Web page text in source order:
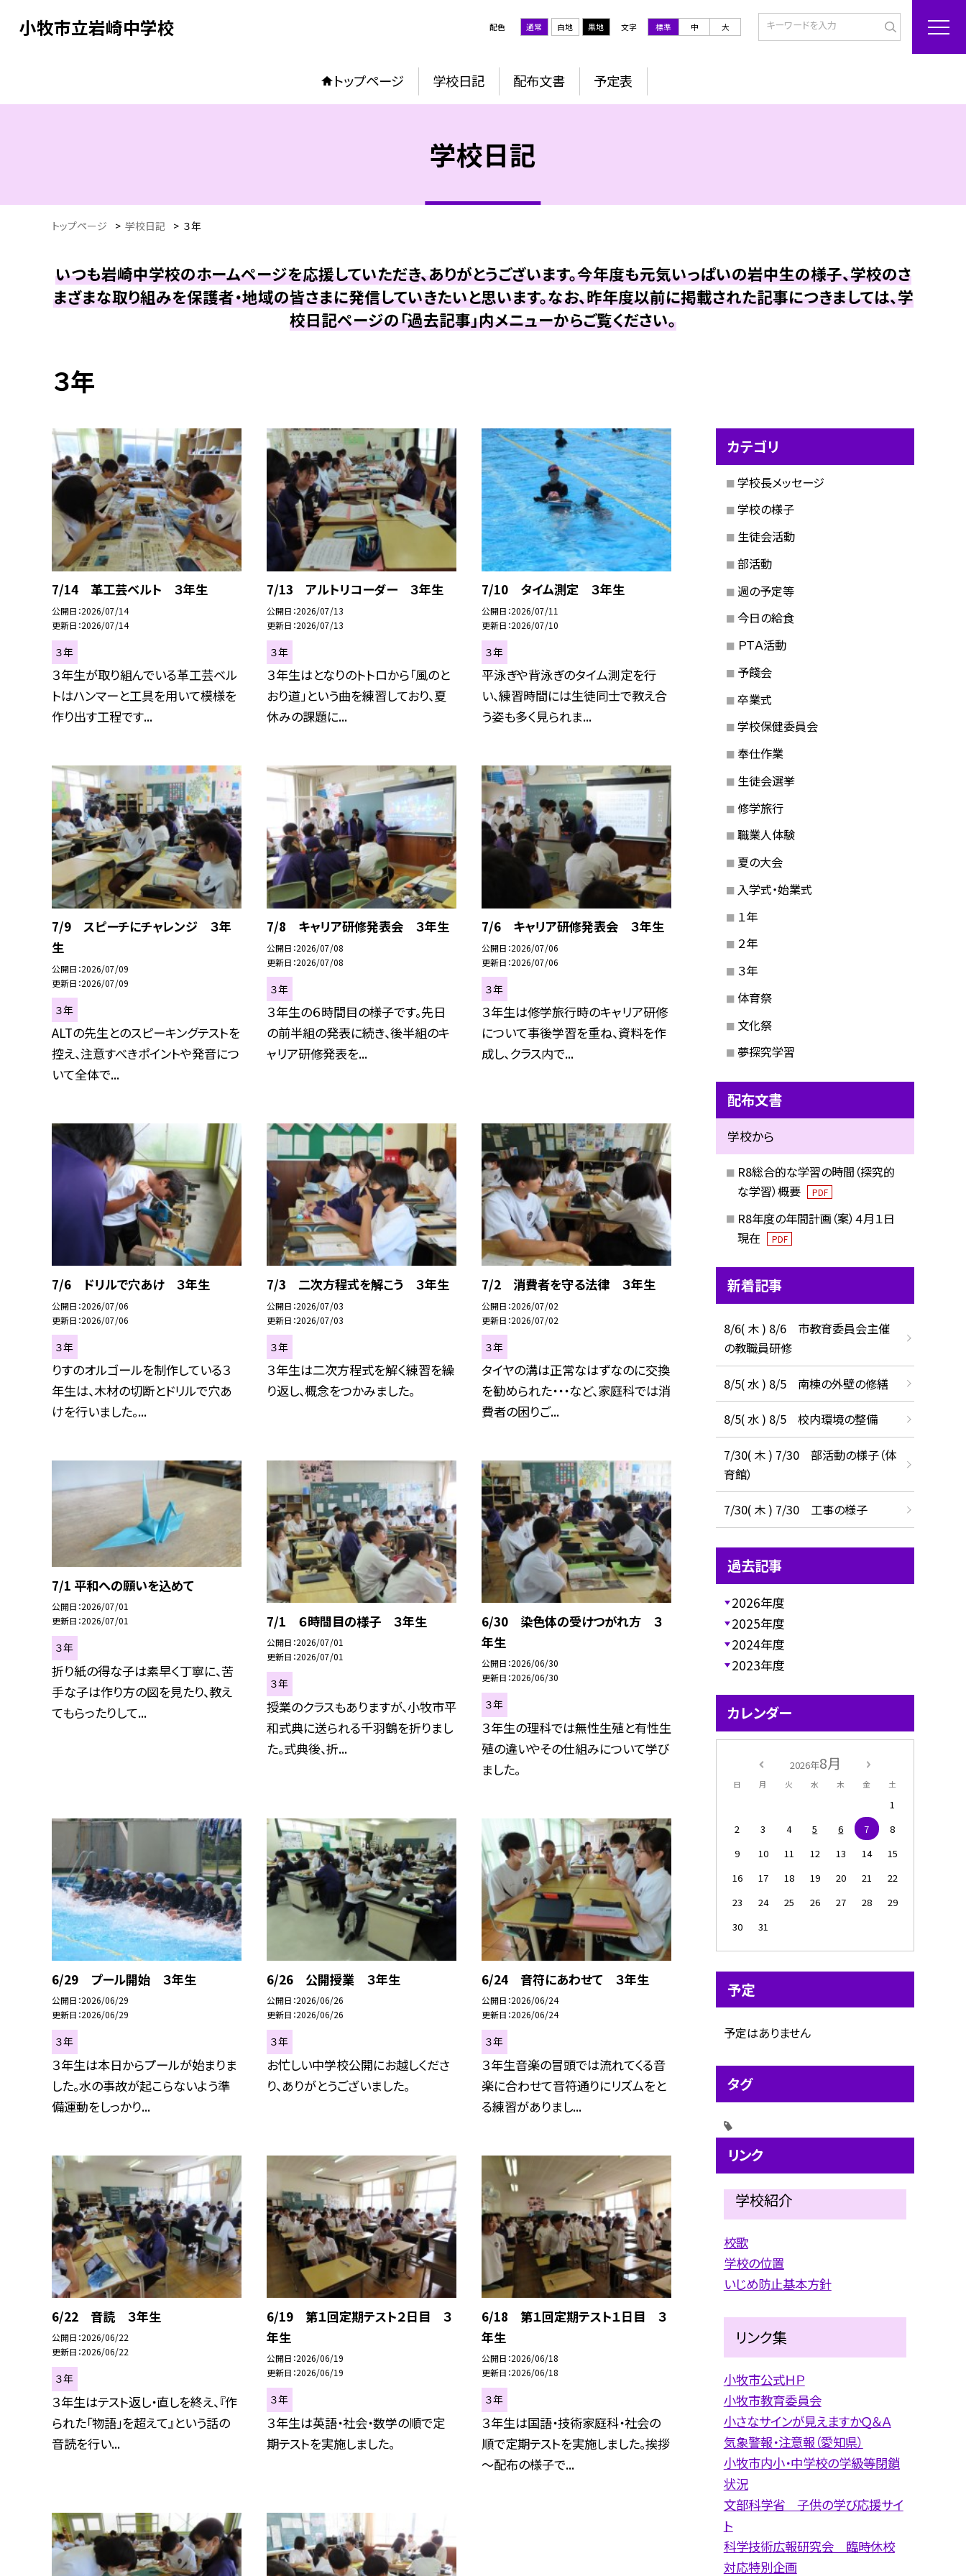
小牧市立岩崎中学校 配色 通常 白地 黒地 文字 標準 中 大
トップページ 学校日記 配布文書 予定表
学校日記
トップページ > 学校日記 > ３年
いつも岩崎中学校のホームページを応援していただき、ありがとうございます。今年度も元気いっぱいの岩中生の様子、学校のさ
まざまな取り組みを保護者・地域の皆さまに発信していきたいと思います。なお、昨年度以前に掲載された記事につきましては、学
校日記ページの「過去記事」内メニューからご覧ください。
３年
7/14 革工芸ベルト ３年生
公開日 2026/07/14
更新日 2026/07/14
３年
３年生が取り組んでいる革工芸ベル
トはハンマーと工具を用いて模様を
作り出す工程です...
7/13 アルトリコーダー ３年生
公開日 2026/07/13
更新日 2026/07/13
３年
３年生はとなりのトトロから「風のと
おり道」という曲を練習しており、夏
休みの課題に...
7/10 タイム測定 ３年生
公開日 2026/07/11
更新日 2026/07/10
３年
平泳ぎや背泳ぎのタイム測定を行
い、練習時間には生徒同士で教え合
う姿も多く見られま...
7/9 スピーチにチャレンジ ３年
生
公開日 2026/07/09
更新日 2026/07/09
３年
ALTの先生とのスピーキングテストを
控え、注意すべきポイントや発音につ
いて全体で...
7/8 キャリア研修発表会 ３年生
公開日 2026/07/08
更新日 2026/07/08
３年
３年生の６時間目の様子です。先日
の前半組の発表に続き、後半組のキ
ャリア研修発表を...
7/6 キャリア研修発表会 ３年生
公開日 2026/07/06
更新日 2026/07/06
３年
３年生は修学旅行時のキャリア研修
について事後学習を重ね、資料を作
成し、クラス内で...
7/6 ドリルで穴あけ ３年生
公開日 2026/07/06
更新日 2026/07/06
３年
りすのオルゴールを制作している３
年生は、木材の切断とドリルで穴あ
けを行いました。...
7/3 二次方程式を解こう ３年生
公開日 2026/07/03
更新日 2026/07/03
３年
３年生は二次方程式を解く練習を繰
り返し、概念をつかみました。
7/2 消費者を守る法律 ３年生
公開日 2026/07/02
更新日 2026/07/02
３年
タイヤの溝は正常なはずなのに交換
を勧められた・・・など、家庭科では消
費者の困りご...
7/1 平和への願いを込めて
公開日 2026/07/01
更新日 2026/07/01
３年
折り紙の得な子は素早く丁寧に、苦
手な子は作り方の図を見たり、教え
てもらったりして...
7/1 ６時間目の様子 ３年生
公開日 2026/07/01
更新日 2026/07/01
３年
授業のクラスもありますが、小牧市平
和式典に送られる千羽鶴を折りまし
た。式典後、折...
6/30 染色体の受けつがれ方 ３
年生
公開日 2026/06/30
更新日 2026/06/30
３年
３年生の理科では無性生殖と有性生
殖の違いやその仕組みについて学び
ました。
6/29 プール開始 ３年生
公開日 2026/06/29
更新日 2026/06/29
３年
３年生は本日からプールが始まりま
した。水の事故が起こらないよう準
備運動をしっかり...
6/26 公開授業 ３年生
公開日 2026/06/26
更新日 2026/06/26
３年
お忙しい中学校公開にお越しくださ
り、ありがとうございました。
6/24 音符にあわせて ３年生
公開日 2026/06/24
更新日 2026/06/24
３年
３年生音楽の冒頭では流れてくる音
楽に合わせて音符通りにリズムをと
る練習がありまし...
6/22 音読 ３年生
公開日 2026/06/22
更新日 2026/06/22
３年
３年生はテスト返し・直しを終え、『作
られた「物語」を超えて』という話の
音読を行い...
6/19 第１回定期テスト２日目 ３
年生
公開日 2026/06/19
更新日 2026/06/19
３年
３年生は英語・社会・数学の順で定
期テストを実施しました。
6/18 第１回定期テスト１日目 ３
年生
公開日 2026/06/18
更新日 2026/06/18
３年
３年生は国語・技術家庭科・社会の
順で定期テストを実施しました。挨拶
～配布の様子で...
カテゴリ
学校長メッセージ
学校の様子
生徒会活動
部活動
週の予定等
今日の給食
ＰＴＡ活動
予餞会
卒業式
学校保健委員会
奉仕作業
生徒会選挙
修学旅行
職業人体験
夏の大会
入学式・始業式
１年
２年
３年
体育祭
文化祭
夢探究学習
配布文書
学校から
R8総合的な学習の時間（探究的
な学習）概要
PDF
R8年度の年間計画（案）４月１日
現在
PDF
新着記事
8/6( 木 ) 8/6 市教育委員会主催
の教職員研修
8/5( 水 ) 8/5 南棟の外壁の修繕
8/5( 水 ) 8/5 校内環境の整備
7/30( 木 ) 7/30 部活動の様子（体
育館）
7/30( 木 ) 7/30 工事の様子
過去記事
2026年度
2025年度
2024年度
2023年度
カレンダー
2026年8月
日 月 火 水 木 金 土
1
2
3 4 5 6 7
8
9
10 11 12 13 14
15
16
17 18 19 20 21
22
23
24 25 26 27 28
29
30
31
予定
予定はありません
タグ
リンク
学校紹介
校歌
学校の位置
いじめ防止基本方針
リンク集
小牧市公式ＨＰ
小牧市教育委員会
小さなサインが見えますかＱ＆Ａ
気象警報・注意報（愛知県）
小牧市内小・中学校の学級等閉鎖
状況
文部科学省 子供の学び応援サイ
ト
科学技術広報研究会 臨時休校
対応特別企画